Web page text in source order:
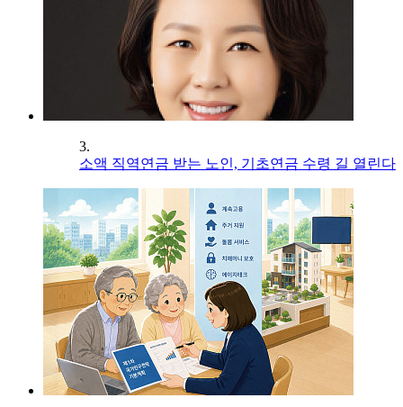
3.
소액 직역연금 받는 노인, 기초연금 수령 길 열린다